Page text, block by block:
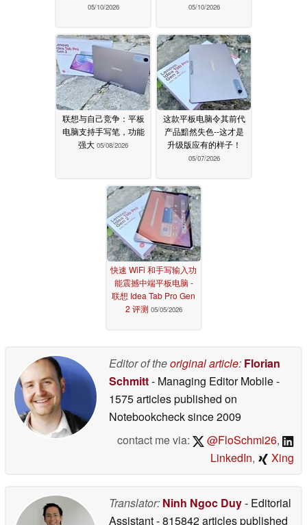
05/10/2026 05/10/2026
联想与自己竞争：平板
电脑支持手写笔，功能
强大 05/08/2026
这款平板电脑令其前代
产品黯然失色--这才是
升级版应有的样子！
05/07/2026
快速 WiFi 和手写输入功
能震撼中端平板电脑 -
联想 Idea Tab Pro Gen
2 评测 05/05/2026
Editor of theoriginal article: Florian
Schmitt- Managing Editor Mobile-
1575 articles published on
Notebookchecksince 2009
contact me via:
@FloSchmi26,
LinkedIn, Xing
Translator: Ninh Ngoc Duy- Editorial
Assistant- 815842 articles published